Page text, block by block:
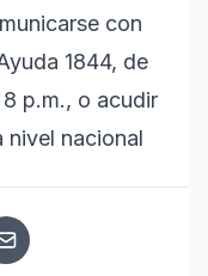
con
1844, de
p.m., o acudir
nivel nacional